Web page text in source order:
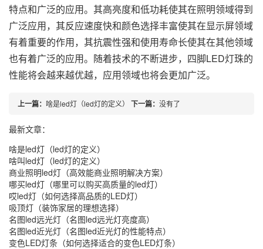
特点和广泛的应用。其高亮度和低功耗使其在照明领域得到
广泛应用，其反应速度快和颜色选择丰富使其在显示屏领域
有着重要的作用，其抗震性强和使用寿命长使其在其他领域
也有着广泛的应用。随着技术的不断进步，四脚LED灯珠的
性能将会越来越优越，应用领域也将会更加广泛。
上一篇： 啥是led灯（led灯的定义） 下一篇： 没有了
最新文章：
啥是led灯（led灯的定义）
啥叫led灯（led灯的定义）
商业照明led灯（高效能商业照明解决方案）
哪买led灯（哪里可以购买高质量的led灯）
哎led灯（如何选择高品质的LED灯）
吸顶灯（装饰家居的理想选择）
名图led远光灯（名图led远光灯亮度高）
名图led近光灯（名图led近光灯的性能特点）
变色LED灯条（如何选择适合的变色LED灯条）